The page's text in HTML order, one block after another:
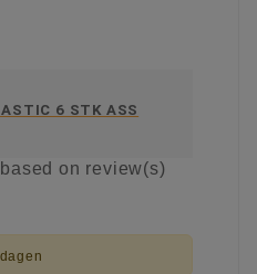
6 STK ASS
on review(s)